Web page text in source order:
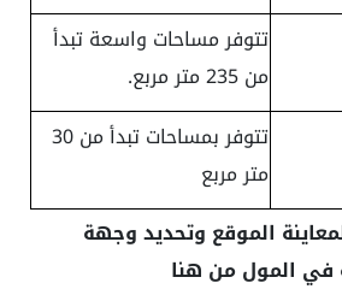
تتوفر مساحات واسعة تبدأ
من 235 متر مربع.
تتوفر بمساحات تبدأ من 30
متر مربع
الموقع وتحديد وجهة
في المول من هنا